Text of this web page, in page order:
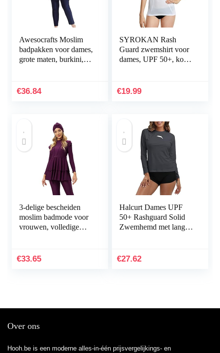
Awesocrafts Moslim
badpakken voor dames,
grote maten, burkini,
€36.84
SYROKAN Rash
Guard zwemshirt voor
dames, UPF 50+, korte
€19.99
3-delige bescheiden
moslim badmode voor
vrouwen, volledige
islamitische,
€33.65
Halcurt Dames UPF
50+ Rashguard Solid
Zwemhemd met lange
€27.62
Over ons
Hooh.be is een moderne alles-in-één prijsvergelijkings- en